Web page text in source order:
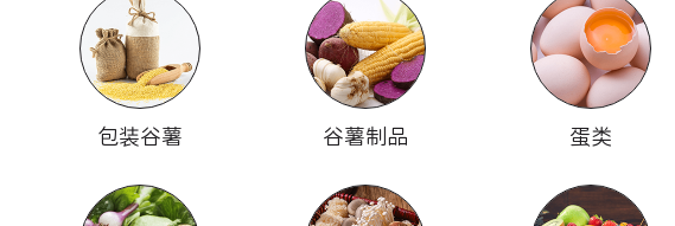
包装谷薯 谷薯制品 蛋类